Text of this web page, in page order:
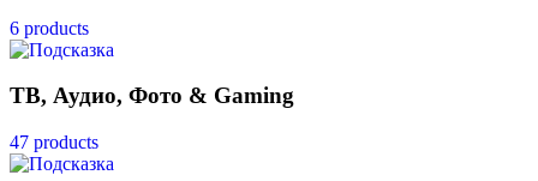
6 products
ТВ, Аудио, Фото & Gaming
47 products